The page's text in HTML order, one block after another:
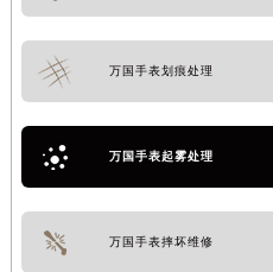
万国手表划痕处理
万国手表起雾处理
万国手表摔坏维修